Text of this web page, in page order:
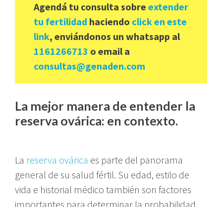
Agendá tu consulta sobre extender
tu fertilidad haciendo click en este
link, enviándonos un whatsapp al
1161266713 o email a
consultas@genaden.com
La mejor manera de entender la
reserva ovárica: en contexto.
La reserva ovárica es parte del panorama
general de su salud fértil. Su edad, estilo de
vida e historial médico también son factores
importantes para determinar la probabilidad